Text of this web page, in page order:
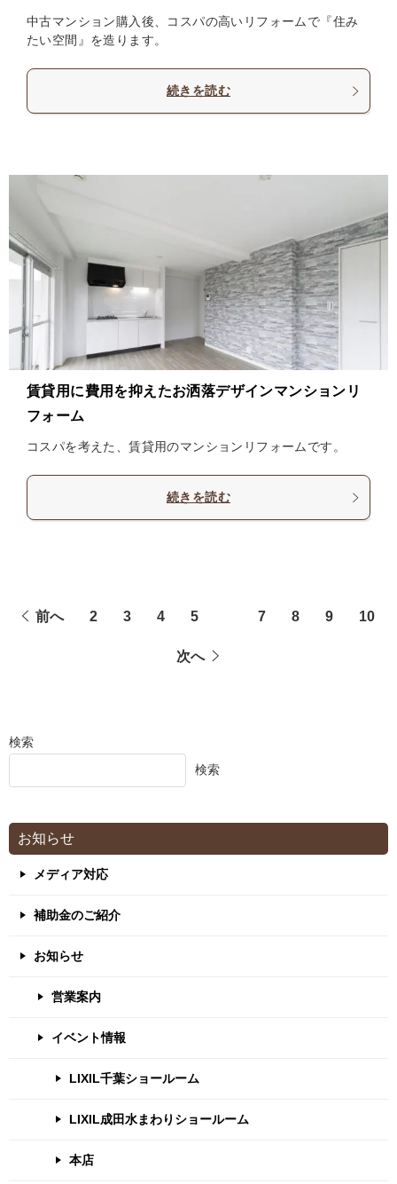
中古マンション購入後、コスパの高いリフォームで『住み
たい空間』を造ります。
続きを読む
賃貸用に費用を抑えたお洒落デザインマンションリ
フォーム
コスパを考えた、賃貸用のマンションリフォームです。
続きを読む
前へ 2 3 4 5 7 8 9 10
次へ
検索
検索
お知らせ
メディア対応
補助金のご紹介
お知らせ
営業案内
イベント情報
LIXIL千葉ショールーム
LIXIL成田水まわりショールーム
本店